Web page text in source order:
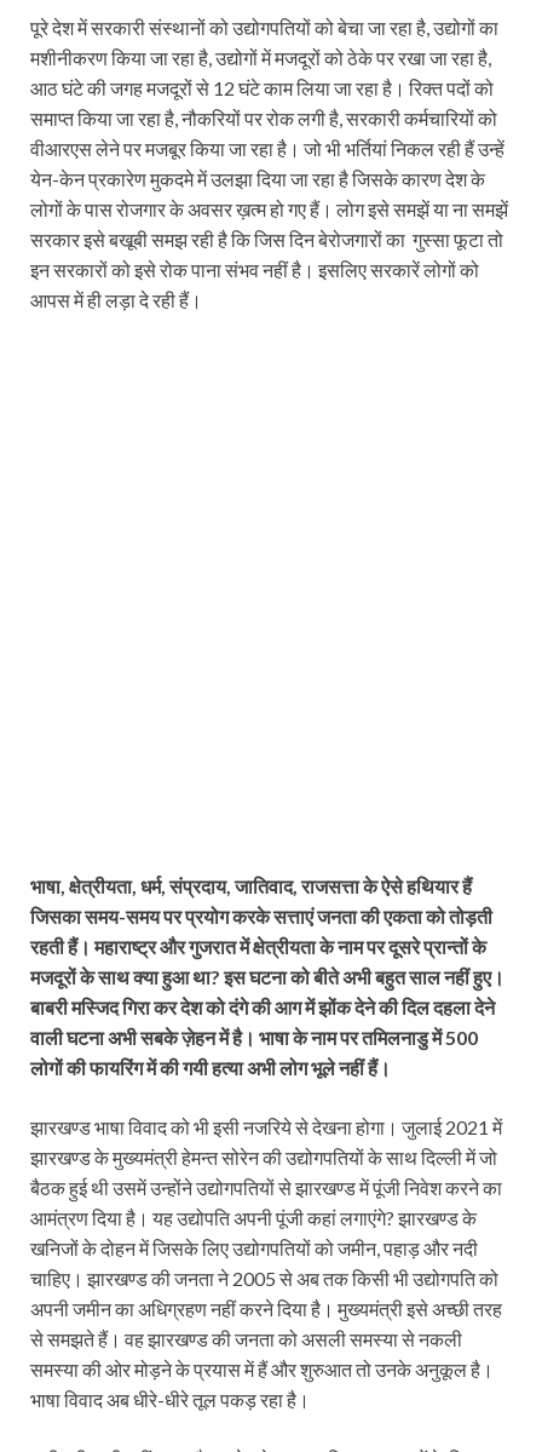
पूरे देश में सरकारी संस्थानों को उद्योगपतियों को बेचा जा रहा है, उद्योगों का
मशीनीकरण किया जा रहा है, उद्योगों में मजदूरों को ठेके पर रखा जा रहा है,
आठ घंटे की जगह मजदूरों से 12 घंटे काम लिया जा रहा है। रिक्त पदों को
समाप्त किया जा रहा है, नौकरियों पर रोक लगी है, सरकारी कर्मचारियों को
वीआरएस लेने पर मजबूर किया जा रहा है। जो भी भर्तियां निकल रही हैं उन्हें
येन-केन प्रकारेण मुकदमे में उलझा दिया जा रहा है जिसके कारण देश के
लोगों के पास रोजगार के अवसर ख़त्म हो गए हैं। लोग इसे समझें या ना समझें
सरकार इसे बखूबी समझ रही है कि जिस दिन बेरोजगारों का गुस्सा फूटा तो
इन सरकारों को इसे रोक पाना संभव नहीं है। इसलिए सरकारें लोगों को
आपस में ही लड़ा दे रही हैं।
भाषा, क्षेत्रीयता, धर्म, संप्रदाय, जातिवाद, राजसत्ता के ऐसे हथियार हैं
जिसका समय-समय पर प्रयोग करके सत्ताएं जनता की एकता को तोड़ती
रहती हैं। महाराष्ट्र और गुजरात में क्षेत्रीयता के नाम पर दूसरे प्रान्तों के
मजदूरों के साथ क्या हुआ था? इस घटना को बीते अभी बहुत साल नहीं हुए।
बाबरी मस्जिद गिरा कर देश को दंगे की आग में झोंक देने की दिल दहला देने
वाली घटना अभी सबके ज़ेहन में है। भाषा के नाम पर तमिलनाडु में 500
लोगों की फायरिंग में की गयी हत्या अभी लोग भूले नहीं हैं।
झारखण्ड भाषा विवाद को भी इसी नजरिये से देखना होगा। जुलाई 2021 में
झारखण्ड के मुख्यमंत्री हेमन्त सोरेन की उद्योगपतियों के साथ दिल्ली में जो
बैठक हुई थी उसमें उन्होंने उद्योगपतियों से झारखण्ड में पूंजी निवेश करने का
आमंत्रण दिया है। यह उद्योपति अपनी पूंजी कहां लगाएंगे? झारखण्ड के
खनिजों के दोहन में जिसके लिए उद्योगपतियों को जमीन, पहाड़ और नदी
चाहिए। झारखण्ड की जनता ने 2005 से अब तक किसी भी उद्योगपति को
अपनी जमीन का अधिग्रहण नहीं करने दिया है। मुख्यमंत्री इसे अच्छी तरह
से समझते हैं। वह झारखण्ड की जनता को असली समस्या से नकली
समस्या की ओर मोड़ने के प्रयास में हैं और शुरुआत तो उनके अनुकूल है।
भाषा विवाद अब धीरे-धीरे तूल पकड़ रहा है।